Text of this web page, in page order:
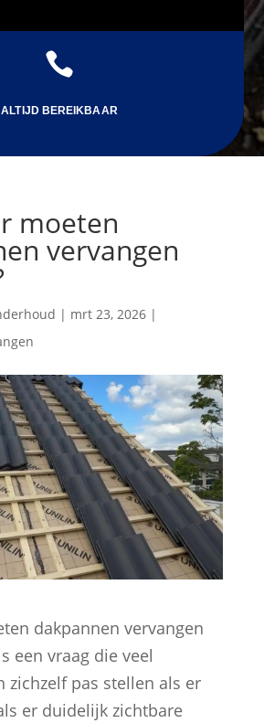

ALTIJD BEREIKBAAR
moeten
vervangen
| mrt 23, 2026|
dakpannen vervangen
een vraag die veel
zichzelf pas stellen als er
er duidelijk zichtbare